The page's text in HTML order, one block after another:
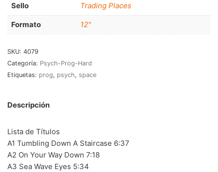
Jazz-Blues
Libros
Nacional
VVAA
(210)
Década
20s (0)
30s(1)
40s(2)
Sello Trading Places
Formato 12"
SKU: 4079
Categoría: Psych-Prog-Hard
Etiquetas: prog, psych, space
Descripción
Lista de Títulos
A1 Tumbling Down A Staircase 6:37
A2 On Your Way Down 7:18
A3 Sea Wave Eyes 5:34